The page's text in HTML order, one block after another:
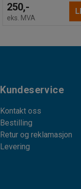
250,-
eks. MVA
Kundeservice
Kontakt oss
Bestilling
Retur og reklamasjon
Levering